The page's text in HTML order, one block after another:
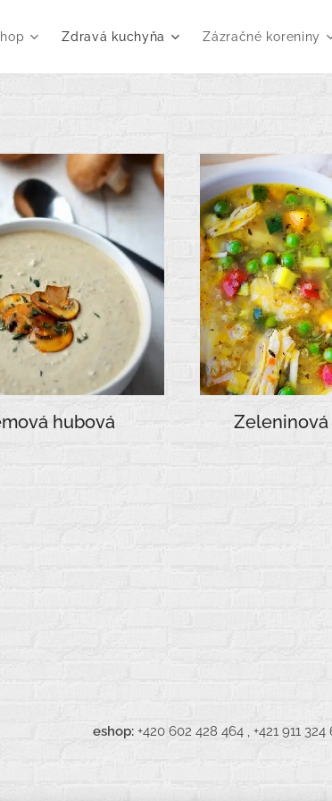
Zdravá kuchyňa Zázračné koreniny
hubová Zeleninová
eshop:+420 602 428 464 , +421 911 324